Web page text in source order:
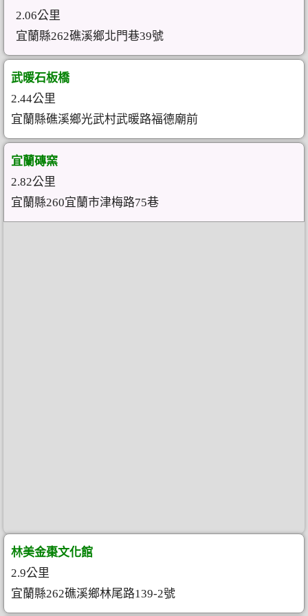
2.06公里
宜蘭縣262礁溪鄉北門巷39號
武暖石板橋
2.44公里
宜蘭縣礁溪鄉光武村武暖路福德廟前
宜蘭磚窯
2.82公里
宜蘭縣260宜蘭市津梅路75巷
林美金棗文化館
2.9公里
宜蘭縣262礁溪鄉林尾路139-2號